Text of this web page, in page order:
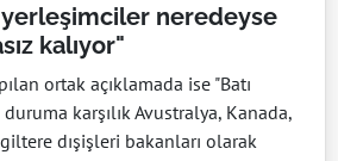
yerleşimciler neredeyse
kalıyor"
ortak açıklamada ise "Batı
karşılık Avustralya, Kanada,
dışişleri bakanları olarak